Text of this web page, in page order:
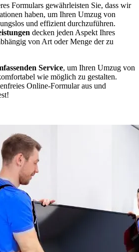
Formulars gewährleisten Sie, dass wir
haben, um Ihren Umzug von
und effizient durchzuführen.
decken jeden Aspekt Ihres
von Art oder Menge der zu
Service, um Ihren Umzug von
wie möglich zu gestalten.
Online-Formular aus und